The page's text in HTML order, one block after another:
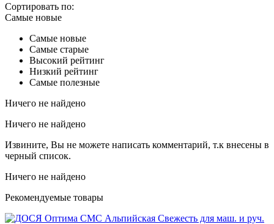
Сортировать по:
Самые новые
Самые новые
Самые старые
Высокий рейтинг
Низкий рейтинг
Самые полезные
Ничего не найдено
Ничего не найдено
Извините, Вы не можете написать комментарий, т.к внесены в
черный список.
Ничего не найдено
Рекомендуемые товары